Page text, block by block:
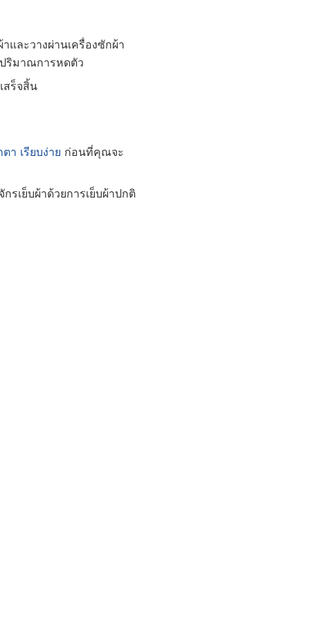
และวางผ่านเครื่องซักผ้า
ริมาณการหดตัว
สร็จสิ้น
ตา เรียบง่าย ก่อนที่คุณจะ
กรเย็บผ้าด้วยการเย็บผ้าปกติ